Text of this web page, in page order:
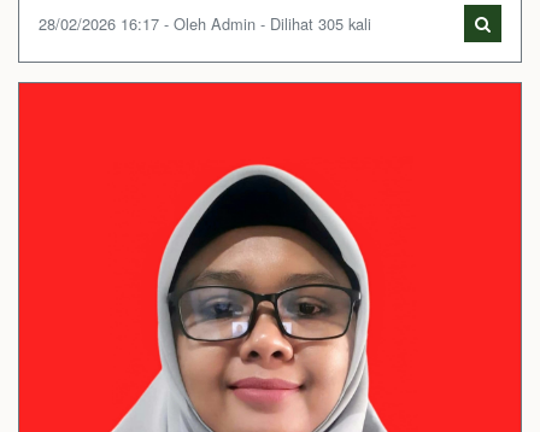
28/02/2026 16:17 - Oleh Admin - Dilihat 305 kali